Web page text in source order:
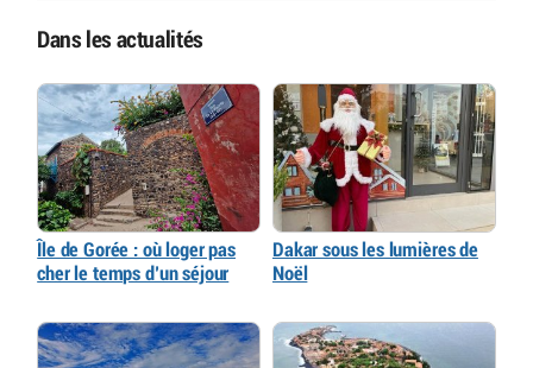
Dans les actualités
Île de Gorée : où loger pas
cher le temps d’un séjour
Dakar sous les lumières de
Noël